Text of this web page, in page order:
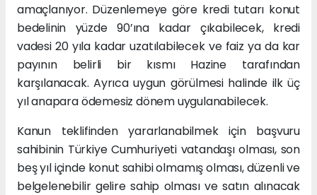
amaçlanıyor. Düzenlemeye göre kredi tutarı konut
bedelinin yüzde 90’ına kadar çıkabilecek, kredi
vadesi 20 yıla kadar uzatılabilecek ve faiz ya da kar
payının belirli bir kısmı Hazine tarafından
karşılanacak. Ayrıca uygun görülmesi halinde ilk üç
yıl anapara ödemesiz dönem uygulanabilecek.
Kanun teklifinden yararlanabilmek için başvuru
sahibinin Türkiye Cumhuriyeti vatandaşı olması, son
beş yıl içinde konut sahibi olmamış olması, düzenli ve
belgelenebilir gelire sahip olması ve satın alınacak